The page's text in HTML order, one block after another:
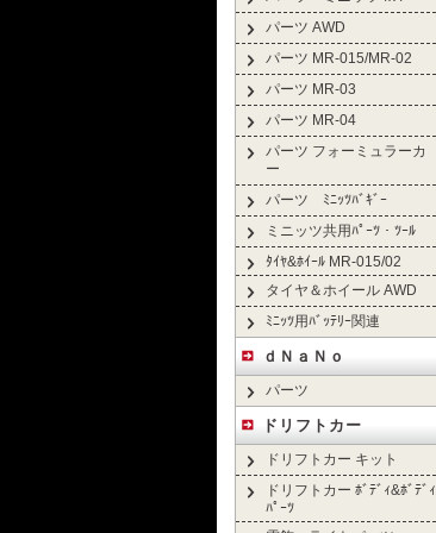
パーツ AWD
パーツ MR-015/MR-02
パーツ MR-03
パーツ MR-04
パーツ フォーミュラーカ
ー
パーツ ﾐﾆｯﾂﾊﾞｷﾞｰ
ミニッツ共用ﾊﾟｰﾂ・ﾂｰﾙ
ﾀｲﾔ&ﾎｲｰﾙ MR-015/02
タイヤ＆ホイール AWD
ﾐﾆｯﾂ用ﾊﾞｯﾃﾘｰ関連
ｄＮａＮｏ
パーツ
ドリフトカー
ドリフトカー キット
ドリフトカー ﾎﾞﾃﾞｨ&ﾎﾞﾃﾞｨ
ﾊﾟｰﾂ